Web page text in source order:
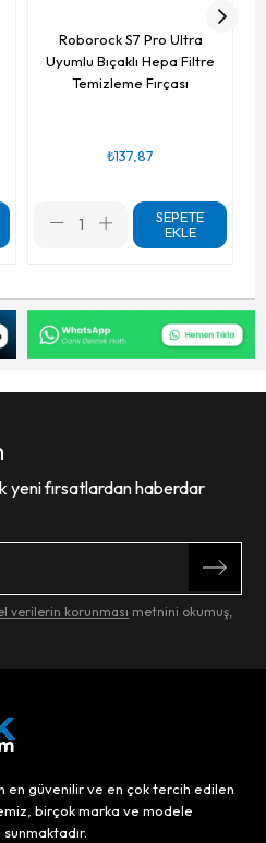
Roborock S7 Pro Ultra
Uyumlu Bıçaklı Hepa Filtre
Temizleme Fırçası
₺137,87
SEPETE
EKLE
yeni fırsatlardan haberdar
verilerin korunması metnini okumuş,
en güvenilir ve en çok tercih edilen
birçok marka ve modele